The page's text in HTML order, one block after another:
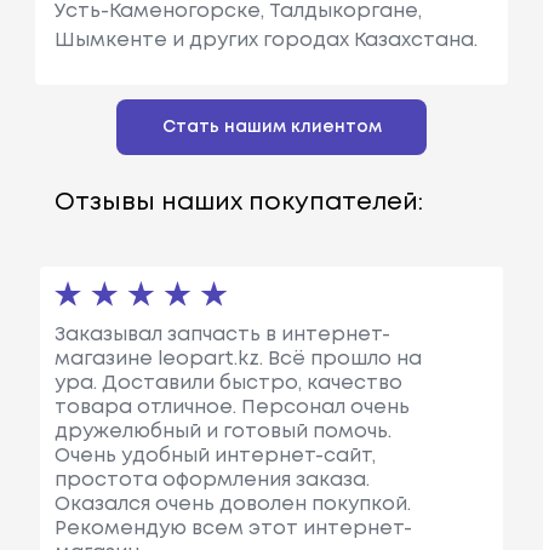
Усть-Каменогорске, Талдыкоргане,
Шымкенте и других городах Казахстана.
Стать нашим клиентом
Отзывы наших покупателей:
Заказывал запчасть в интернет-
магазине leopart.kz. Всё прошло на
ура. Доставили быстро, качество
товара отличное. Персонал очень
дружелюбный и готовый помочь.
Очень удобный интернет-сайт,
простота оформления заказа.
Оказался очень доволен покупкой.
Рекомендую всем этот интернет-